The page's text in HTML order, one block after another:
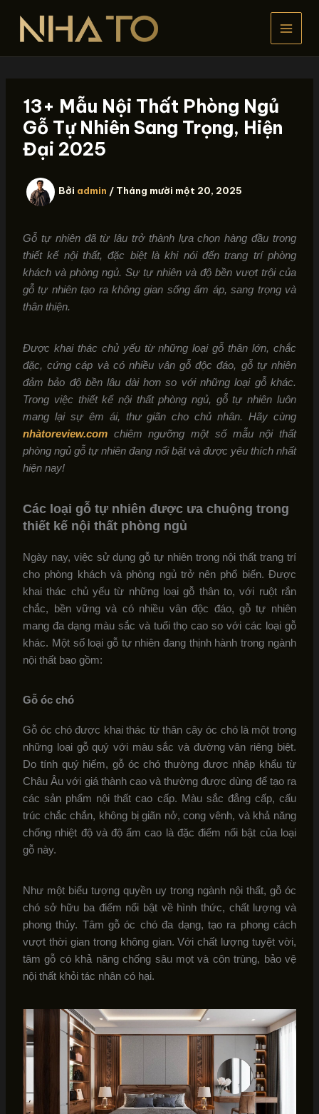
dung
13+ Mẫu Nội Thất Phòng Ngủ
Gỗ Tự Nhiên Sang Trọng, Hiện
Đại 2025
Bởi admin / Tháng mười một 20, 2025
Gỗ tự nhiên đã từ lâu trở thành lựa chọn hàng đầu trong
thiết kế nội thất, đặc biệt là khi nói đến trang trí phòng
khách và phòng ngủ. Sự tự nhiên và độ bền vượt trội của
gỗ tự nhiên tạo ra không gian sống ấm áp, sang trọng và
thân thiện.
Được khai thác chủ yếu từ những loại gỗ thân lớn, chắc
đặc, cứng cáp và có nhiều vân gỗ độc đáo, gỗ tự nhiên
đảm bảo độ bền lâu dài hơn so với những loại gỗ khác.
Trong việc thiết kế nội thất phòng ngủ, gỗ tự nhiên luôn
mang lại sự êm ái, thư giãn cho chủ nhân. Hãy cùng
nhàtoreview.com chiêm ngưỡng một số mẫu nội thất
phòng ngủ gỗ tự nhiên đang nổi bật và được yêu thích nhất
hiện nay!
Các loại gỗ tự nhiên được ưa chuộng trong
thiết kế nội thất phòng ngủ
Ngày nay, việc sử dụng gỗ tự nhiên trong nội thất trang trí
cho phòng khách và phòng ngủ trở nên phổ biến. Được
khai thác chủ yếu từ những loại gỗ thân to, với ruột rắn
chắc, bền vững và có nhiều vân độc đáo, gỗ tự nhiên
mang đa dạng màu sắc và tuổi thọ cao so với các loại gỗ
khác. Một số loại gỗ tự nhiên đang thịnh hành trong ngành
nội thất bao gồm:
Gỗ óc chó
Gỗ óc chó được khai thác từ thân cây óc chó là một trong
những loại gỗ quý với màu sắc và đường vân riêng biệt.
Do tính quý hiếm, gỗ óc chó thường được nhập khẩu từ
Châu Âu với giá thành cao và thường được dùng để tạo ra
các sản phẩm nội thất cao cấp. Màu sắc đẳng cấp, cấu
trúc chắc chắn, không bị giãn nở, cong vênh, và khả năng
chống nhiệt độ và độ ẩm cao là đặc điểm nổi bật của loại
gỗ này.
Như một biểu tượng quyền uy trong ngành nội thất, gỗ óc
chó sở hữu ba điểm nổi bật về hình thức, chất lượng và
phong thủy. Tâm gỗ óc chó đa dạng, tạo ra phong cách
vượt thời gian trong không gian. Với chất lượng tuyệt vời,
tâm gỗ có khả năng chống sâu mọt và côn trùng, bảo vệ
nội thất khỏi tác nhân có hại.